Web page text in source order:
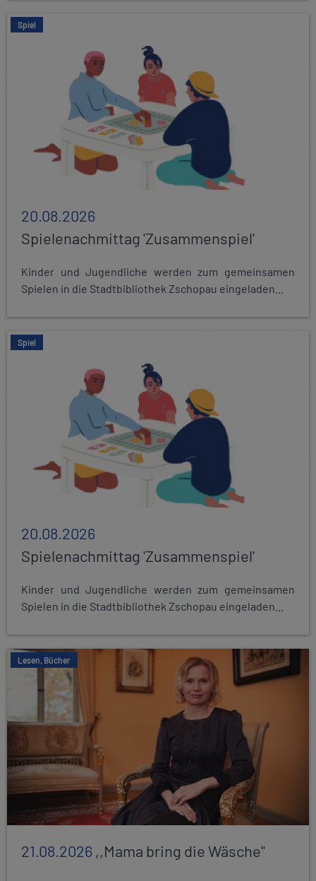
Spiel
20.08.2026
Spielenachmittag 'Zusammenspiel'
Kinder und Jugendliche werden zum gemeinsamen
Spielen in die Stadtbibliothek Zschopau eingeladen...
Spiel
20.08.2026
Spielenachmittag 'Zusammenspiel'
Kinder und Jugendliche werden zum gemeinsamen
Spielen in die Stadtbibliothek Zschopau eingeladen...
Lesen, Bücher
21.08.2026 ,,Mama bring die Wäsche"